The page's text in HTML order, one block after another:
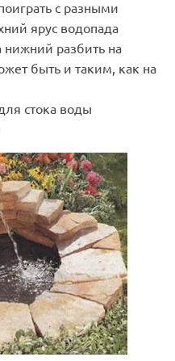
с разными
ярус водопада
нижний разбить на
быть и таким, как на
стока воды